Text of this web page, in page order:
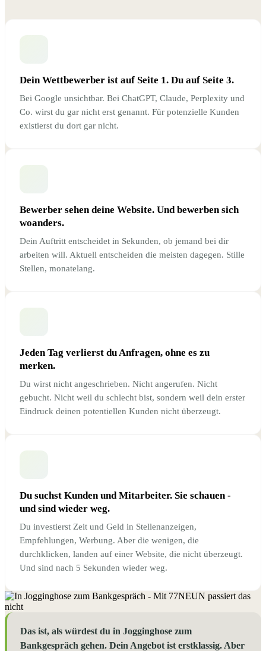
Dein Wettbewerber ist auf Seite 1. Du auf Seite 3.
Bei Google unsichtbar. Bei ChatGPT, Claude, Perplexity und
Co. wirst du gar nicht erst genannt. Für potenzielle Kunden
existierst du dort gar nicht.
Bewerber sehen deine Website. Und bewerben sich
woanders.
Dein Auftritt entscheidet in Sekunden, ob jemand bei dir
arbeiten will. Aktuell entscheiden die meisten dagegen. Stille
Stellen, monatelang.
Jeden Tag verlierst du Anfragen, ohne es zu
merken.
Du wirst nicht angeschrieben. Nicht angerufen. Nicht
gebucht. Nicht weil du schlecht bist, sondern weil dein erster
Eindruck deinen potentiellen Kunden nicht überzeugt.
Du suchst Kunden und Mitarbeiter. Sie schauen -
und sind wieder weg.
Du investierst Zeit und Geld in Stellenanzeigen,
Empfehlungen, Werbung. Aber die wenigen, die
durchklicken, landen auf einer Website, die nicht überzeugt.
Und sind nach 5 Sekunden wieder weg.
Das ist, als würdest du in Jogginghose zum
Bankgespräch gehen. Dein Angebot ist erstklassig. Aber